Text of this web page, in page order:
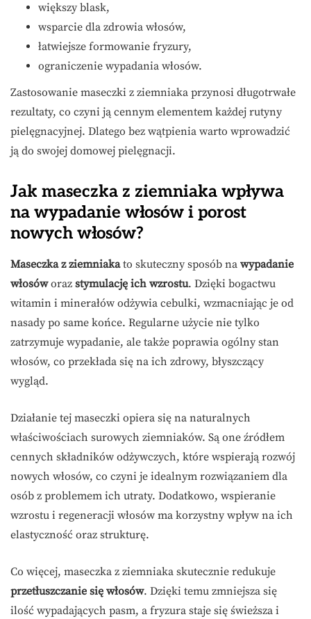
większy blask,
wsparcie dla zdrowia włosów,
łatwiejsze formowanie fryzury,
ograniczenie wypadania włosów.
Zastosowanie maseczki z ziemniaka przynosi długotrwałe
rezultaty, co czyni ją cennym elementem każdej rutyny
pielęgnacyjnej. Dlatego bez wątpienia warto wprowadzić
ją do swojej domowej pielęgnacji.
Jak maseczka z ziemniaka wpływa
na wypadanie włosów i porost
nowych włosów?
Maseczka z ziemniakato skuteczny sposób na wypadanie
włosóworaz stymulację ich wzrostu. Dzięki bogactwu
witamin i minerałów odżywia cebulki, wzmacniając je od
nasady po same końce. Regularne użycie nie tylko
zatrzymuje wypadanie, ale także poprawia ogólny stan
włosów, co przekłada się na ich zdrowy, błyszczący
wygląd.
Działanie tej maseczki opiera się na naturalnych
właściwościach surowych ziemniaków. Są one źródłem
cennych składników odżywczych, które wspierają rozwój
nowych włosów, co czyni je idealnym rozwiązaniem dla
osób z problemem ich utraty. Dodatkowo, wspieranie
wzrostu i regeneracji włosów ma korzystny wpływ na ich
elastyczność oraz strukturę.
Co więcej, maseczka z ziemniaka skutecznie redukuje
przetłuszczanie się włosów. Dzięki temu zmniejsza się
ilość wypadających pasm, a fryzura staje się świeższa i